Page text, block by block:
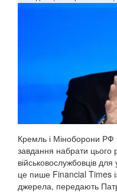
Кремль і Міноборони РФ
завдання набрати цього
військовослужбовців для
це пише Financial Times
джерела, передають